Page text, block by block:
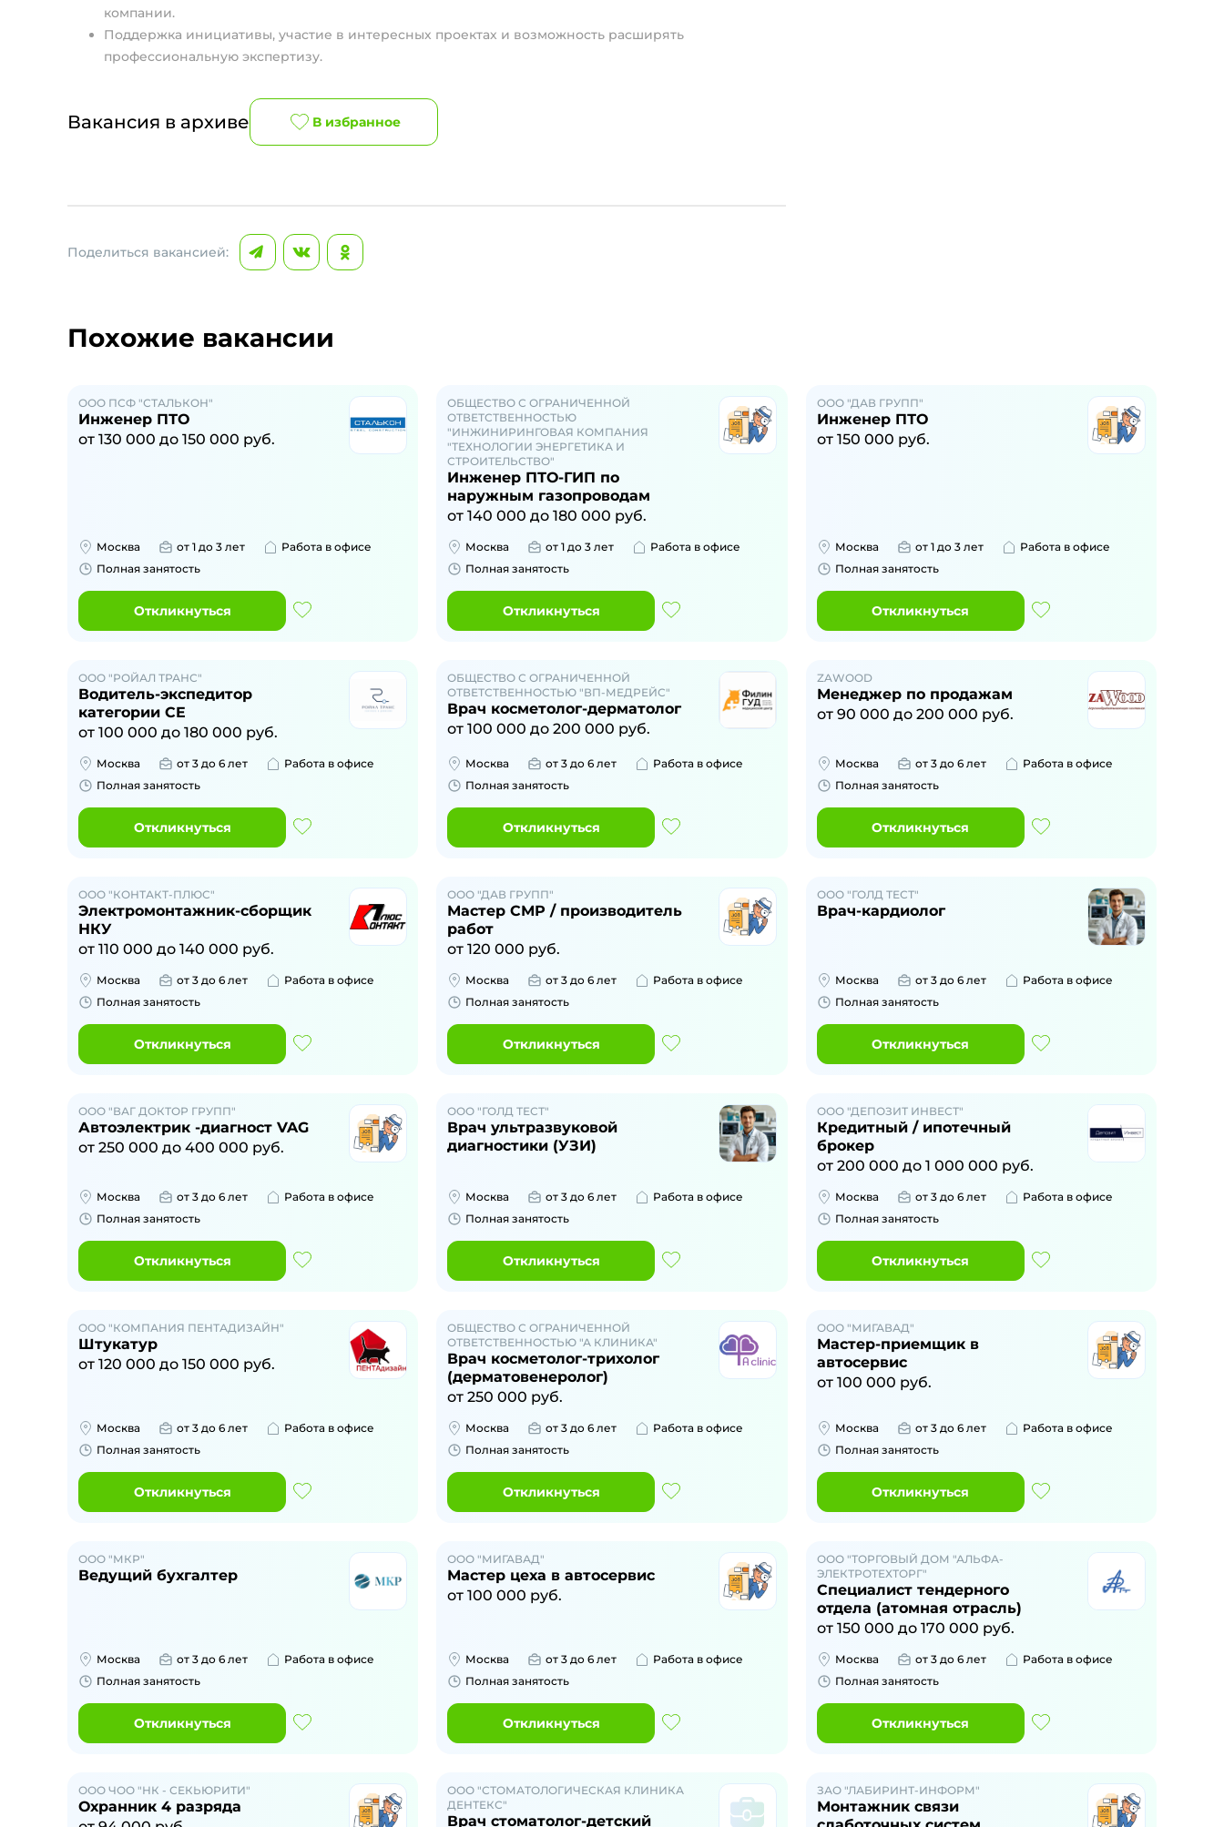
компании.
Поддержка инициативы, участие в интересных проектах и возможность расширять
профессиональную экспертизу.
Вакансия в архиве В избранное
Поделиться вакансией:
Похожие вакансии
ООО ПСФ "СТАЛЬКОН"
Инженер ПТО
от 130 000 до 150 000 руб.
Москва от 1 до 3 лет
Работа в офисе
Полная занятость
Откликнуться
ОБЩЕСТВО С ОГРАНИЧЕННОЙ
ОТВЕТСТВЕННОСТЬЮ
"ИНЖИНИРИНГОВАЯ КОМПАНИЯ
"ТЕХНОЛОГИИ ЭНЕРГЕТИКА И
СТРОИТЕЛЬСТВО"
Инженер ПТО-ГИП по
наружным газопроводам
от140 000 до180 000 руб.
Москва от 1 до 3 лет
Работа в офисе
Полная занятость
Откликнуться
ООО "ДАВ ГРУПП"
Инженер ПТО
от 150 000 руб.
Москва от 1 до 3 лет
Работа в офисе
Полная занятость
Откликнуться
ООО "РОЙАЛ ТРАНС"
Водитель-экспедитор
категории CE
от 100 000 до 180 000 руб.
Москва от 3 до 6 лет
Работа в офисе
Полная занятость
Откликнуться
ОБЩЕСТВО С ОГРАНИЧЕННОЙ
ОТВЕТСТВЕННОСТЬЮ "ВП-МЕДРЕЙС"
Врач косметолог-дерматолог
от100 000 до200 000 руб.
Москва от 3 до 6 лет
Работа в офисе
Полная занятость
Откликнуться
ZAWOOD
Менеджер по продажам
от 90 000 до 200 000 руб.
Москва от 3 до 6 лет
Работа в офисе
Полная занятость
Откликнуться
ООО "КОНТАКТ-ПЛЮС"
Электромонтажник-сборщик
НКУ
от 110 000 до 140 000 руб.
Москва от 3 до 6 лет
Работа в офисе
Полная занятость
Откликнуться
ООО "ДАВ ГРУПП"
Мастер СМР / производитель
работ
от120 000 руб.
Москва от 3 до 6 лет
Работа в офисе
Полная занятость
Откликнуться
ООО "ГОЛД ТЕСТ"
Врач-кардиолог
Москва от 3 до 6 лет
Работа в офисе
Полная занятость
Откликнуться
ООО "ВАГ ДОКТОР ГРУПП"
Автоэлектрик -диагност VAG
от 250 000 до 400 000 руб.
Москва от 3 до 6 лет
Работа в офисе
Полная занятость
Откликнуться
ООО "ГОЛД ТЕСТ"
Врач ультразвуковой
диагностики (УЗИ)
Москва от 3 до 6 лет
Работа в офисе
Полная занятость
Откликнуться
ООО "ДЕПОЗИТ ИНВЕСТ"
Кредитный / ипотечный
брокер
от 200 000 до 1 000 000 руб.
Москва от 3 до 6 лет
Работа в офисе
Полная занятость
Откликнуться
ООО "КОМПАНИЯ ПЕНТАДИЗАЙН"
Штукатур
от 120 000 до 150 000 руб.
Москва от 3 до 6 лет
Работа в офисе
Полная занятость
Откликнуться
ОБЩЕСТВО С ОГРАНИЧЕННОЙ
ОТВЕТСТВЕННОСТЬЮ "А КЛИНИКА"
Врач косметолог-трихолог
(дерматовенеролог)
от250 000 руб.
Москва от 3 до 6 лет
Работа в офисе
Полная занятость
Откликнуться
ООО "МИГАВАД"
Мастер-приемщик в
автосервис
от 100 000 руб.
Москва от 3 до 6 лет
Работа в офисе
Полная занятость
Откликнуться
ООО "МКР"
Ведущий бухгалтер
Москва от 3 до 6 лет
Работа в офисе
Полная занятость
Откликнуться
ООО "МИГАВАД"
Мастер цеха в автосервис
от100 000 руб.
Москва от 3 до 6 лет
Работа в офисе
Полная занятость
Откликнуться
ООО "ТОРГОВЫЙ ДОМ "АЛЬФА-
ЭЛЕКТРОТЕХТОРГ"
Специалист тендерного
отдела (атомная отрасль)
от 150 000 до 170 000 руб.
Москва от 3 до 6 лет
Работа в офисе
Полная занятость
Откликнуться
ООО ЧОО "НК - СЕКЬЮРИТИ"
Охранник 4 разряда
ООО "СТОМАТОЛОГИЧЕСКАЯ КЛИНИКА
ДЕНТЕКС"
Врач стоматолог-детский
ЗАО "ЛАБИРИНТ-ИНФОРМ"
Монтажник связи